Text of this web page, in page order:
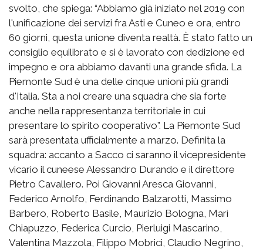
svolto, che spiega: “Abbiamo già iniziato nel 2019 con
l'unificazione dei servizi fra Asti e Cuneo e ora, entro
60 giorni, questa unione diventa realtà. È stato fatto un
consiglio equilibrato e si è lavorato con dedizione ed
impegno e ora abbiamo davanti una grande sfida. La
Piemonte Sud è una delle cinque unioni più grandi
d'Italia. Sta a noi creare una squadra che sia forte
anche nella rappresentanza territoriale in cui
presentare lo spirito cooperativo”. La Piemonte Sud
sarà presentata ufficialmente a marzo. Definita la
squadra: accanto a Sacco ci saranno il vicepresidente
vicario il cuneese Alessandro Durando e il direttore
Pietro Cavallero. Poi Giovanni Aresca Giovanni,
Federico Arnolfo, Ferdinando Balzarotti, Massimo
Barbero, Roberto Basile, Maurizio Bologna, Marì
Chiapuzzo, Federica Curcio, Pierluigi Mascarino,
Valentina Mazzola, Filippo Mobrici, Claudio Negrino,